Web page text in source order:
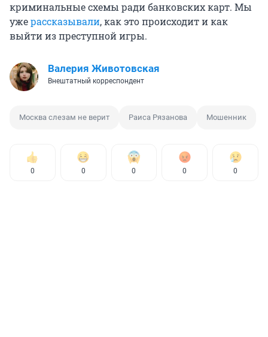
криминальные схемы ради банковских карт. Мы
ужерассказывали, как это происходит и как
выйти из преступной игры.
Валерия Животовская
Внештатный корреспондент
Москва слезам не верит Раиса Рязанова Мошенник
0 0 0 0 0